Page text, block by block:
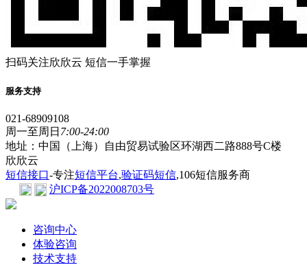
扫码关注欣欣云 短信一手掌握
服务支持
021-68909108
周一至周日 7:00-24:00
地址：中国（上海）自由贸易试验区环湖西二路888号C楼
欣欣云
短信接口-专注短信平台,验证码短信,106短信服务商
沪ICP备2022008703号
咨询中心
体验咨询
技术支持